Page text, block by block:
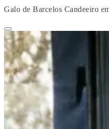
Galo de Barcelos Candeeiro